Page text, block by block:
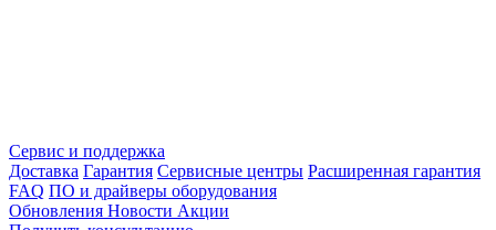
Сервис и поддержка
Доставка Гарантия Сервисные центры Расширенная гарантия
FAQ ПО и драйверы оборудования
Обновления Новости Акции